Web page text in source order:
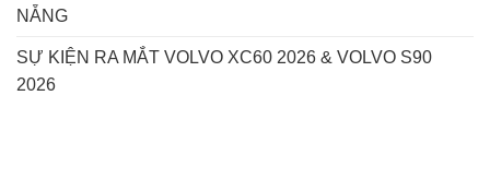
NẴNG
SỰ KIỆN RA MẮT VOLVO XC60 2026 & VOLVO S90
2026